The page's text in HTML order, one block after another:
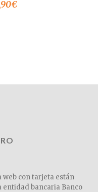
€
web con tarjeta están
entidad bancaria Banco